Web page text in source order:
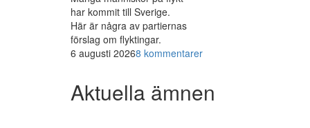
har kommit till Sverige.
Här är några av partiernas
förslag om flyktingar.
6 augusti 20268 kommentarer
Aktuella ämnen